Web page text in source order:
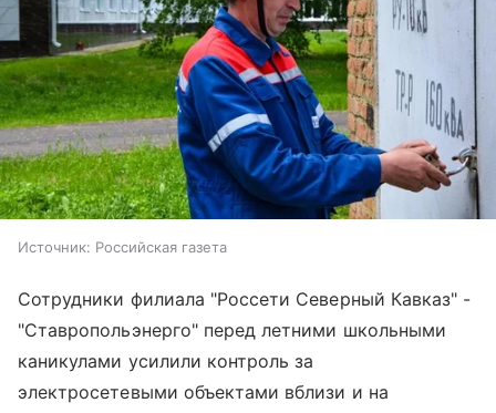
Источник: Российская газета
Сотрудники филиала "Россети Северный Кавказ" -
"Ставропольэнерго" перед летними школьными
каникулами усилили контроль за
электросетевыми объектами вблизи и на